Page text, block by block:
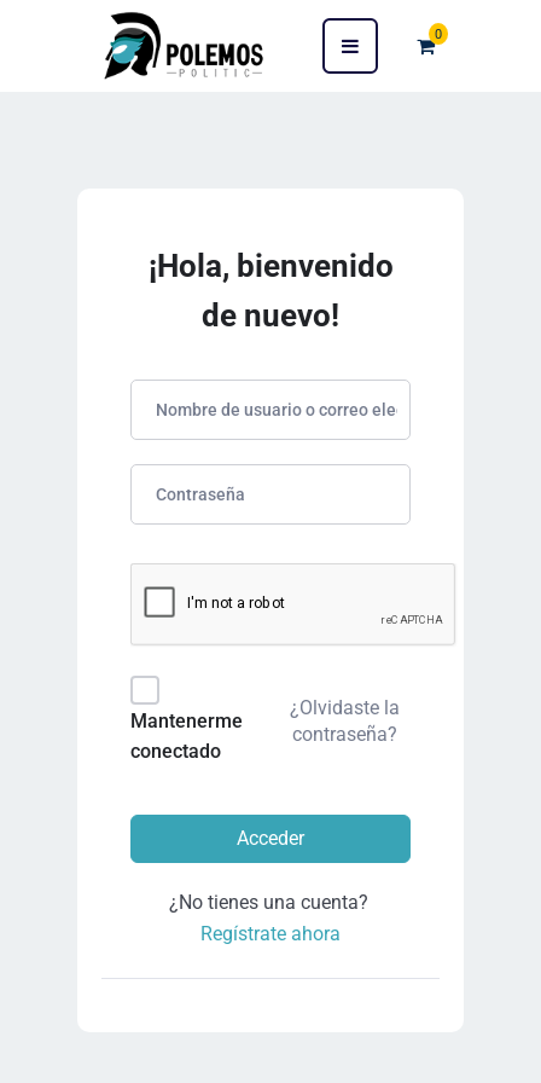
0
¡Hola, bienvenido
de nuevo!
Mantenerme
conectado
¿Olvidaste la
contraseña?
Acceder
¿No tienes una cuenta?
Regístrate ahora